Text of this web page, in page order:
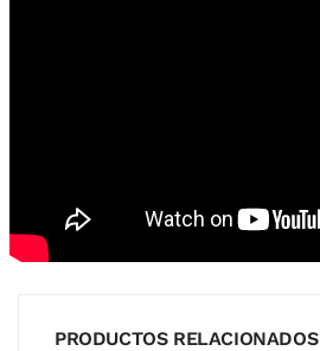
PRODUCTOS RELACIONADOS